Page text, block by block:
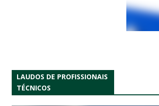
LAUDOS DE PROFISSIONAIS
TÉCNICOS